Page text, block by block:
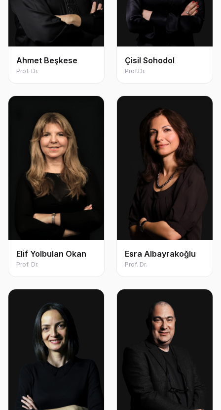
Ahmet Beşkese
Prof. Dr.
Çisil Sohodol
Prof.Dr.
Elif Yolbulan Okan
Prof. Dr.
Esra Albayrakoğlu
Prof. Dr.